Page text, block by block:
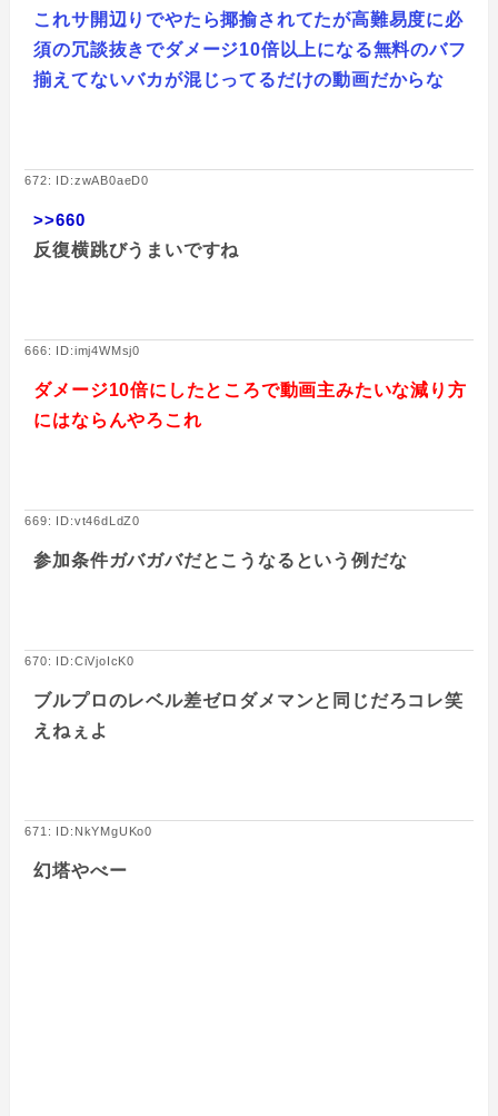
これサ開辺りでやたら揶揄されてたが高難易度に必
須の冗談抜きでダメージ10倍以上になる無料のバフ
揃えてないバカが混じってるだけの動画だからな
672: ID:zwAB0aeD0
>>660
反復横跳びうまいですね
666: ID:imj4WMsj0
ダメージ10倍にしたところで動画主みたいな減り方
にはならんやろこれ
669: ID:vt46dLdZ0
参加条件ガバガバだとこうなるという例だな
670: ID:CiVjoIcK0
ブルプロのレベル差ゼロダメマンと同じだろコレ笑
えねぇよ
671: ID:NkYMgUKo0
幻塔やべー